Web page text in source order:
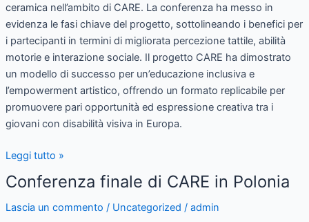
ceramica nell’ambito di CARE. La conferenza ha messo in
evidenza le fasi chiave del progetto, sottolineando i benefici per
i partecipanti in termini di migliorata percezione tattile, abilità
motorie e interazione sociale. Il progetto CARE ha dimostrato
un modello di successo per un’educazione inclusiva e
l’empowerment artistico, offrendo un formato replicabile per
promuovere pari opportunità ed espressione creativa tra i
giovani con disabilità visiva in Europa.
Leggi tutto »
Conferenza finale di CARE in Polonia
Lascia un commento / Uncategorized / admin
Conferenza
di